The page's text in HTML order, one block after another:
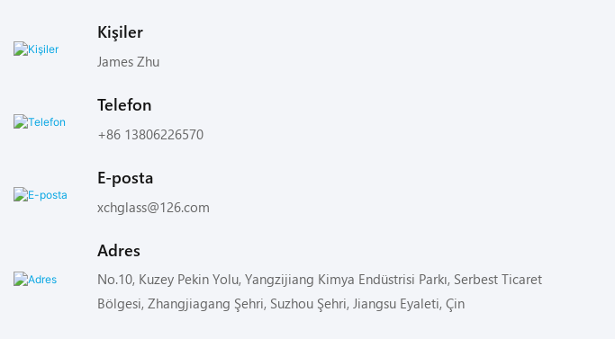
Kişiler
James Zhu
Telefon
+86 13806226570
E-posta
xchglass@126.com
Adres
No.10, Kuzey Pekin Yolu, Yangzijiang Kimya Endüstrisi Parkı, Serbest Ticaret
Bölgesi, Zhangjiagang Şehri, Suzhou Şehri, Jiangsu Eyaleti, Çin